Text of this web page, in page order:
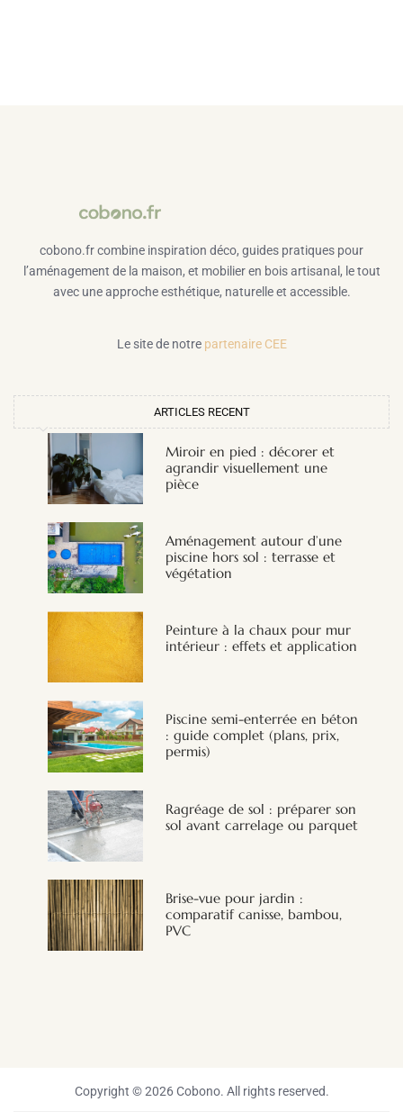
cobono.fr combine inspiration déco, guides pratiques pour
l’aménagement de la maison, et mobilier en bois artisanal, le tout
avec une approche esthétique, naturelle et accessible.
Le site de notre partenaire CEE
ARTICLES RECENT
Miroir en pied : décorer et
agrandir visuellement une
pièce
Aménagement autour d’une
piscine hors sol : terrasse et
végétation
Peinture à la chaux pour mur
intérieur : effets et application
Piscine semi-enterrée en béton
: guide complet (plans, prix,
permis)
Ragréage de sol : préparer son
sol avant carrelage ou parquet
Brise-vue pour jardin :
comparatif canisse, bambou,
PVC
Copyright © 2026 Cobono. All rights reserved.